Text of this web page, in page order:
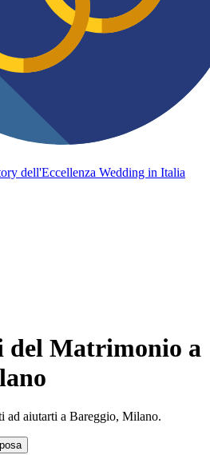
dell'Eccellenza Wedding in Italia
del Matrimonio a
ad aiutarti a Bareggio, Milano.